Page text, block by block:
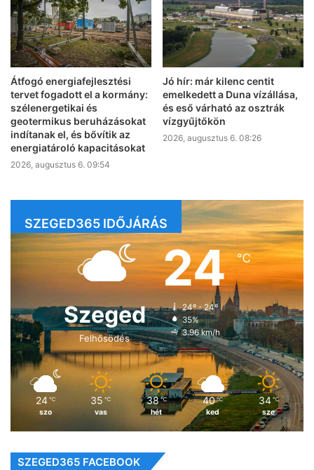
Átfogó energiafejlesztési
tervet fogadott el a kormány:
szélenergetikai és
geotermikus beruházásokat
indítanak el, és bővítik az
energiatároló kapacitásokat
2026, augusztus 6. 09:54
Jó hír: már kilenc centit
emelkedett a Duna vízállása,
és eső várható az osztrák
vízgyűjtőkön
2026, augusztus 6. 08:26
SZEGED365 IDŐJÁRÁS
Szeged
Felhősödés
24℃
24º - 24º
35%
3.96 km/h
24 ℃
szo
35 ℃
vas
38 ℃
hét
40 ℃
ked
34 ℃
sze
SZEGED365 FACEBOOK